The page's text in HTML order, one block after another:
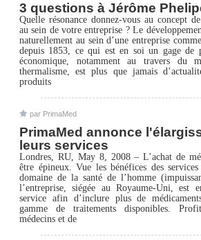
3 questions à Jérôme
Quelle résonance donnez-vous au concept
au sein de votre entreprise ? Le
naturellement au sein d’une entreprise
depuis 1853, ce qui est en soi un gage de
économique, notamment au travers du
thermalisme, est plus que jamais
produits
par PrimaMed
PrimaMed annonce
leurs services
Londres, RU, May 8, 2008 – L’achat de
être épineux. Vue les bénéfices des
domaine de la santé de l’homme
l’entreprise, siégée au Royaume-Uni, est
service afin d’inclure plus de
gamme de traitements disponibles.
médecins et de